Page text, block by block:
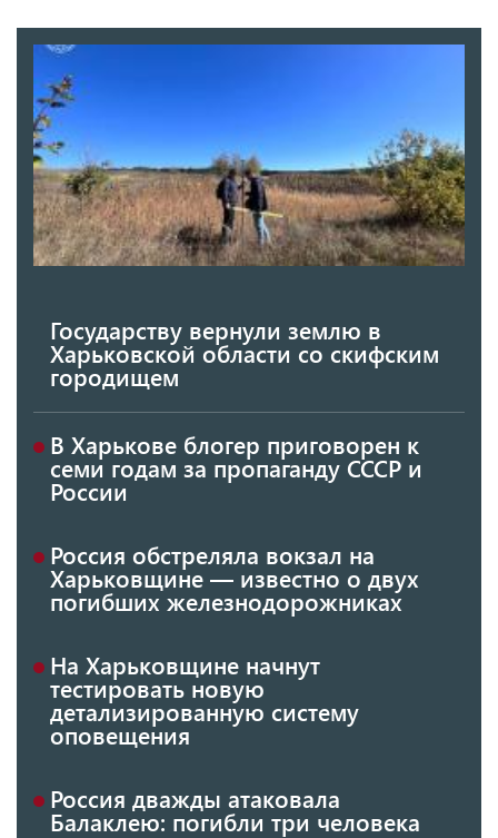
Государству вернули землю в
Харьковской области со скифским
городищем
В Харькове блогер приговорен к
семи годам за пропаганду СССР и
России
Россия обстреляла вокзал на
Харьковщине — известно о двух
погибших железнодорожниках
На Харьковщине начнут
тестировать новую
детализированную систему
оповещения
Россия дважды атаковала
Балаклею: погибли три человека